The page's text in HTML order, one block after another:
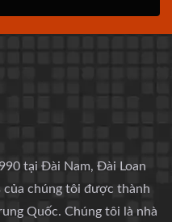
tại Đài Nam, Đài Loan
của chúng tôi được thành
Quốc. Chúng tôi là nhà